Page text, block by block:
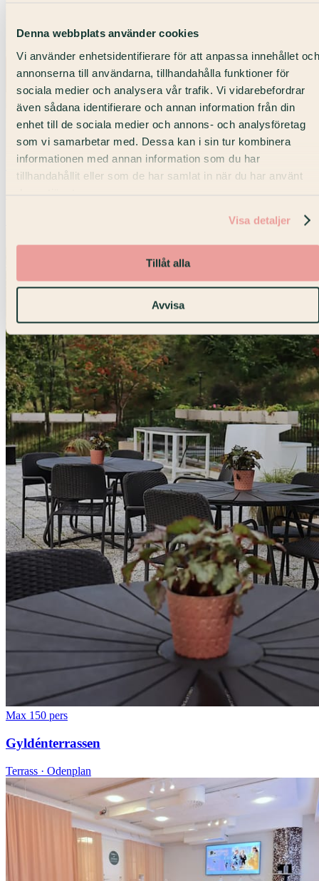
Denna webbplats använder cookies
Vi använder enhetsidentifierare för att anpassa innehållet och
annonserna till användarna, tillhandahålla funktioner för
sociala medier och analysera vår trafik. Vi vidarebefordrar
även sådana identifierare och annan information från din
enhet till de sociala medier och annons- och analysföretag
som vi samarbetar med. Dessa kan i sin tur kombinera
informationen med annan information som du har
tillhandahållit eller som de har samlat in när du har använt
Visa detaljer
Tillåt alla
Avvisa
Max 60 pers
Max 150 pers
Gyldénterrassen
Terrass · Odenplan